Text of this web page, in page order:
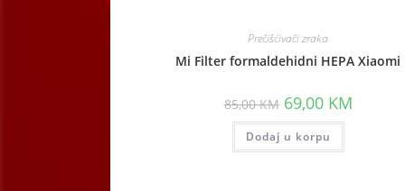
Prečišćivači zraka
Mi Filter formaldehidni HEPA Xiaomi
85,00KM Original
price
was:
85,00 KM.
69,00 KMCurrent
price
Dodaj u korpu